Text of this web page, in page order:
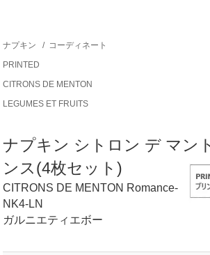
ナプキン / コーディネート
PRINTED
CITRONS DE MENTON
LEGUMES ET FRUITS
ナプキン シトロン デ マン
ンス(4枚セット)
CITRONS DE MENTON Romance-
NK4-LN
ガルニエティエボー